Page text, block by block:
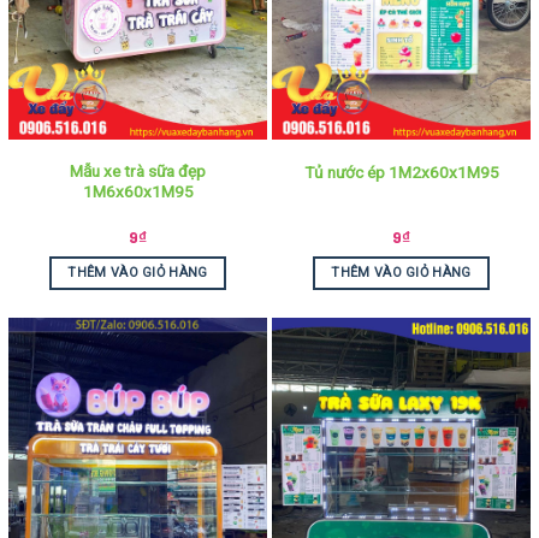
Mẫu xe trà sữa đẹp
1M6x60x1M95
9₫
THÊM VÀO GIỎ HÀNG
Tủ nước ép 1M2x60x1M95
9₫
THÊM VÀO GIỎ HÀNG